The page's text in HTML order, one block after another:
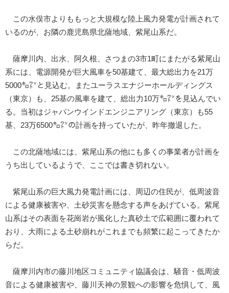
この水俣市よりももっと大規模な陸上風力発電が計画されて
いるのが、お隣の鹿児島県北薩地域、紫尾山系だ。
薩摩川内、出水、阿久根、さつまの3市1町にまたがる紫尾山
系には、電源開発が巨大風車を50基建て、最大総出力を21万
5000㌔㍗と見込む。またユーラスエナジーホールディングス
（東京）も、25基の風車を建て、総出力10万㌔㍗を見込んでい
る。当初はジャパンウインドエンジニアリング（東京）も55
基、23万6500㌔㍗の計画を持っていたが、昨年撤退した。
この北薩地域には、紫尾山系の他にも多くの事業者が計画を
うち出しているようで、ここでは書き切れない。
紫尾山系の巨大風力発電計画には、周辺の住民が、低周波音
による健康被害や、土砂災害を懸念する声をあげている。紫尾
山系はその表面を花崗岩が風化した真砂土で広範囲に覆われて
おり、大雨による土砂崩れがこれまでも頻繁に起こってきたか
らだ。
薩摩川内市の藤川地区コミュニティ協議会は、騒音・低周波
音による健康被害や、藤川天神の景観への影響を危惧して、風